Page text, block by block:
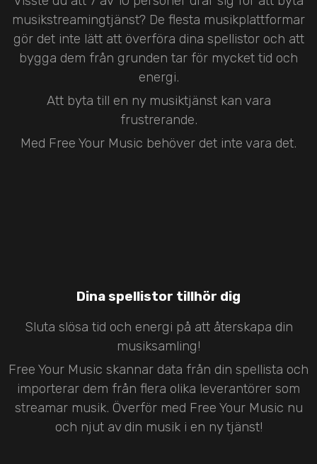
musikstreamingtjänst? De flesta musikplattformar
gör det inte lätt att överföra dina spellistor och att
bygga dem från grunden tar för mycket tid och
energi.
Att byta till en ny musiktjänst kan vara
frustrerande.
Med Free Your Music behöver det inte vara det.
Dina spellistor tillhör dig
Sluta slösa tid och energi på att återskapa din
musiksamling!
Free Your Music skannar data från din spellista och
importerar dem från flera olika leverantörer som
streamar musik. Överför med Free Your Music nu
och njut av din musik i en ny tjänst!